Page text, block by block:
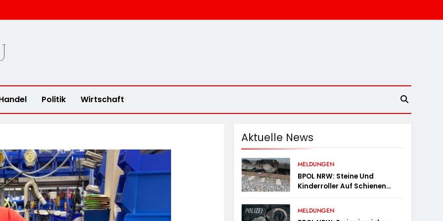
Politik Wirtschaft
Aktuelle News
MELDUNGEN
BPOL NRW: Steine Und
Kinderroller Auf Schienen
MELDUNGEN